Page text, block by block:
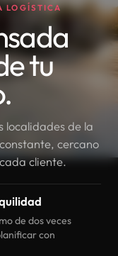
LOGÍSTICA
tu
localidades de la
cercano
cliente.
de dos veces
con